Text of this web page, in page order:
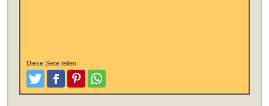
Diese Seite teilen:
TweetenPostenPinterestTeilen